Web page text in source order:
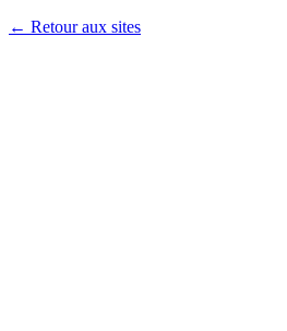
← Retour aux sites